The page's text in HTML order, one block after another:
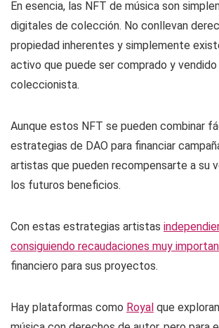
En esencia, las NFT de música son
digitales de colección. No conllevan
propiedad inherentes y simplemente
activo que puede ser comprado y vendido
coleccionista.
Aunque estos NFT se pueden combinar
estrategias de DAO para financiar
artistas que pueden recompensarte a su
los futuros beneficios.
Con estas estrategias artistas
consiguiendo recaudaciones muy
financiero para sus proyectos.
Hay plataformas como Royal que